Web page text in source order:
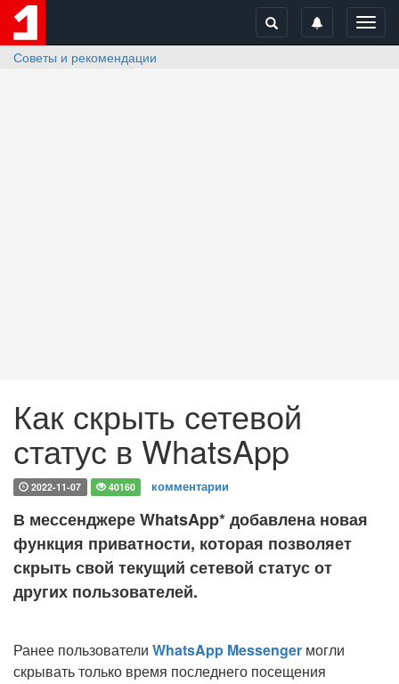
Советы и рекомендации
Как скрыть сетевой
статус в WhatsApp
2022-11-07 40160 комментарии
В мессенджере WhatsApp* добавлена новая
функция приватности, которая позволяет
скрыть свой текущий сетевой статус от
других пользователей.
Ранее пользователи WhatsApp Messenger могли
скрывать только время последнего посещения